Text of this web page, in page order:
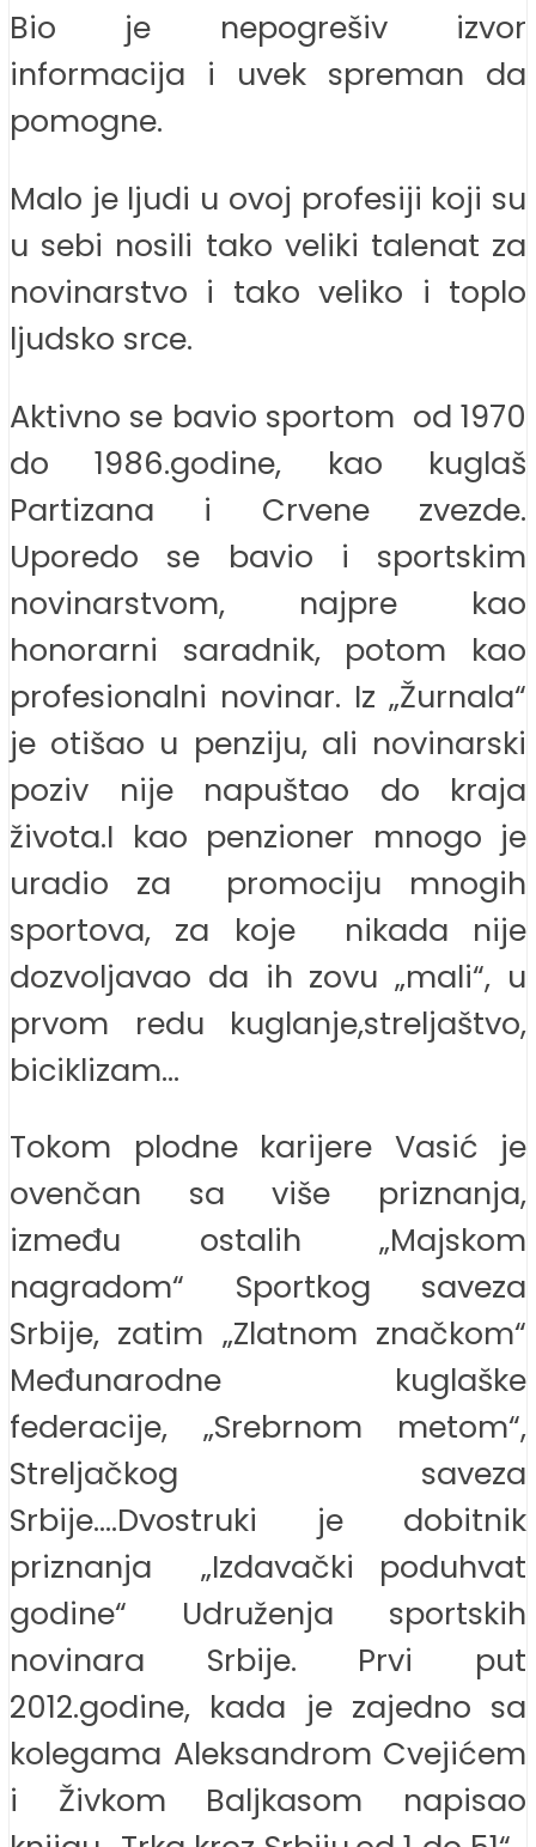
Bio je nepogrešiv izvor
informacija i uvek spreman da
pomogne.
Malo je ljudi u ovoj profesiji koji su
u sebi nosili tako veliki talenat za
novinarstvo i tako veliko i toplo
ljudsko srce.
Aktivno se bavio sportom od 1970
do 1986.godine, kao kuglaš
Partizana i Crvene zvezde.
Uporedo se bavio i sportskim
novinarstvom, najpre kao
honorarni saradnik, potom kao
profesionalni novinar. Iz „Žurnala“
je otišao u penziju, ali novinarski
poziv nije napuštao do kraja
života.I kao penzioner mnogo je
uradio za promociju mnogih
sportova, za koje nikada nije
dozvoljavao da ih zovu „mali“, u
prvom redu kuglanje,streljaštvo,
biciklizam…
Tokom plodne karijere Vasić je
ovenčan sa više priznanja,
između ostalih „Majskom
nagradom“ Sportkog saveza
Srbije, zatim „Zlatnom značkom“
Međunarodne kuglaške
federacije, „Srebrnom metom“,
Streljačkog saveza
Srbije….Dvostruki je dobitnik
priznanja „Izdavački poduhvat
godine“ Udruženja sportskih
novinara Srbije. Prvi put
2012.godine, kada je zajedno sa
kolegama Aleksandrom Cvejićem
i Živkom Baljkasom napisao